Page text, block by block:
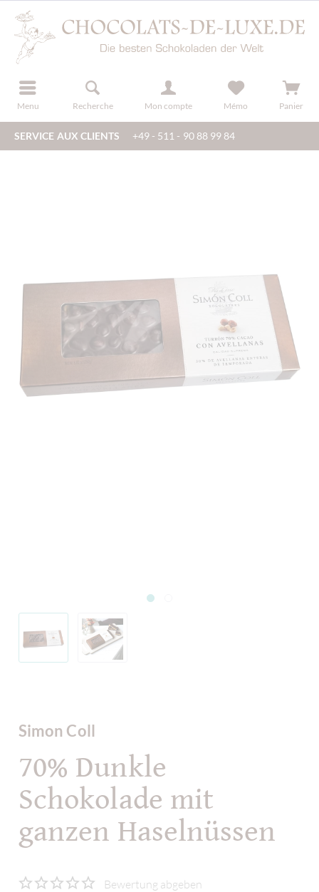
Menu Recherche Mon compte
s'inscrire Mémo Panier
SERVICE AUX CLIENTS +49 - 511 - 90 88 99 84
Simon Coll
70% Dunkle
Schokolade mit
ganzen Haselnüssen
Bewertung abgeben